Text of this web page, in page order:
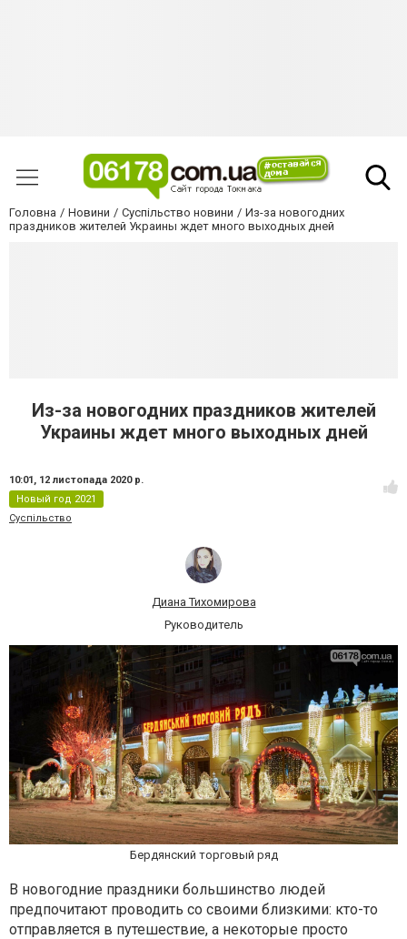
Головна Новини Суспільство новини
Из-за новогодних
праздников жителей Украины ждет много выходных дней
Из-за новогодних праздников жителей
Украины ждет много выходных дней
10:01, 12 листопада 2020 р.
Новый год 2021
Суспільство
Диана Тихомирова
Руководитель
Бердянский торговый ряд
В новогодние праздники большинство людей
предпочитают проводить со своими близкими: кто-то
отправляется в путешествие, а некоторые просто